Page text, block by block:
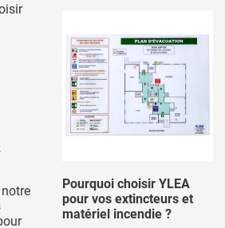
notre
Pourquoi choisir YLEA
pour vos extincteurs et
matériel incendie ?